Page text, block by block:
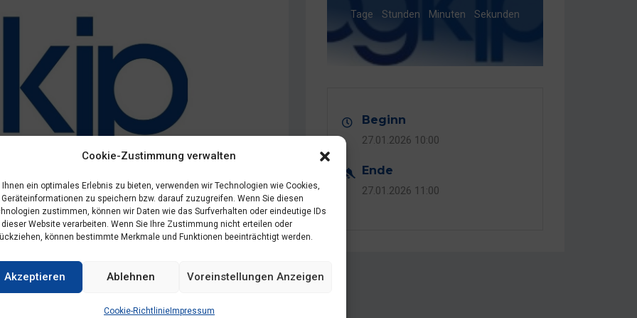
Cookie-Zustimmung verwalten
Ihnen ein optimales Erlebnis zu bieten, verwenden wir Technologien wie Cookies,
zu speichern bzw. darauf zuzugreifen. Wenn Sie diesen
zustimmen, können wir Daten wie das Surfverhalten oder eindeutige IDs
Website verarbeiten. Wenn Sie Ihre Zustimmung nicht erteilen oder
können bestimmte Merkmale und Funktionen beeinträchtigt werden.
Akzeptieren Ablehnen Voreinstellungen Anzeigen
Cookie-RichtlinieImpressum
Tage Stunden Minuten Sekunden
Beginn
27.01.2026 10:00
Ende
27.01.2026 11:00